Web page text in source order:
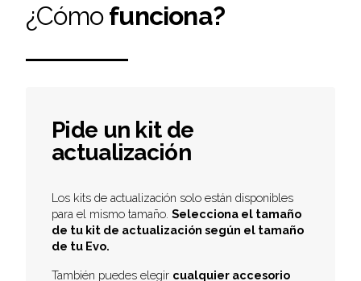
¿Cómo funciona?
Pide un kit de
actualización
Los kits de actualización solo están disponibles
para el mismo tamaño. Selecciona el tamaño
de tu kit de actualización según el tamaño
de tu Evo.
También puedes elegir cualquier accesorio